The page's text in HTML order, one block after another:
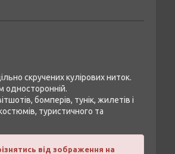
скручених кулірових ниток.
односторонній.
бомперів, тунік, жилетів і
туристичного та
від зображення на